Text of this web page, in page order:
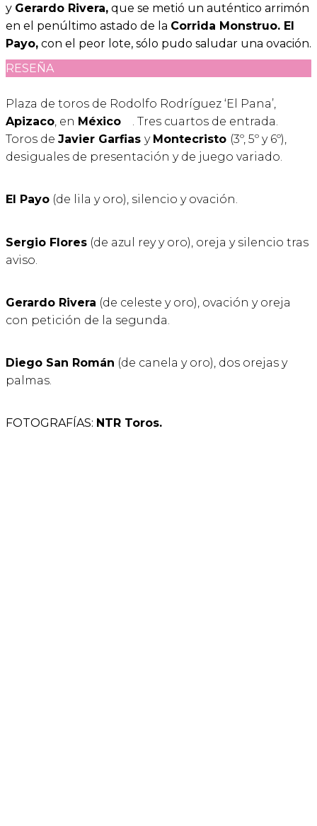
y Gerardo Rivera, que se metió un auténtico arrimón
en el penúltimo astado de la Corrida Monstruo. El
Payo, con el peor lote, sólo pudo saludar una ovación.
RESEÑA
Plaza de toros de Rodolfo Rodríguez ‘El Pana’,
Apizaco, en México
. Tres cuartos de entrada.
Toros de Javier Garfias y Montecristo (3º, 5º y 6º),
desiguales de presentación y de juego variado.
El Payo (de lila y oro), silencio y ovación.
Sergio Flores (de azul rey y oro), oreja y silencio tras
aviso.
Gerardo Rivera (de celeste y oro), ovación y oreja
con petición de la segunda.
Diego San Román (de canela y oro), dos orejas y
palmas.
FOTOGRAFÍAS: NTR Toros.